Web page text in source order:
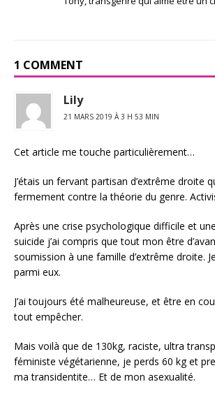
1 COMMENT
Lily
21 MARS 2019 À 3 H 53 MIN
Cet article me touche particulièrement…
J’étais un fervant partisan d’extrême droite
fermement contre la théorie du genre.
Après une crise psychologique difficile et
suicide j’ai compris que tout mon être
soumission à une famille d’extrême droite.
parmi eux.
J’ai toujours été malheureuse, et être en
tout empêcher.
Mais voilà que de 130kg, raciste, ultra
féministe végétarienne, je perds 60 kg et
ma transidentite… Et de mon asexualité.